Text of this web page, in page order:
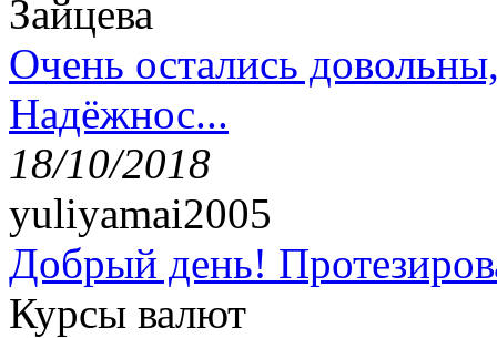
Зайцева
Очень остались
Надёжнос...
18/10/2018
yuliyamai2005
Добрый день!
Курсы валют